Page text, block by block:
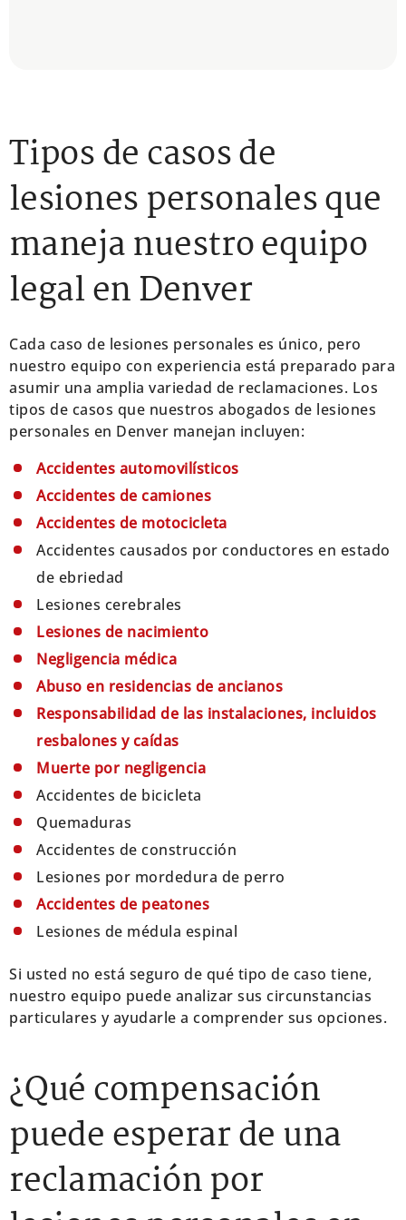
Tipos de casos de
lesiones personales que
maneja nuestro equipo
legal en Denver
Cada caso de lesiones personales es único, pero
nuestro equipo con experiencia está preparado para
asumir una amplia variedad de reclamaciones. Los
tipos de casos que nuestros abogados de lesiones
personales en Denver manejan incluyen:
Accidentes automovilísticos
Accidentes de camiones
Accidentes de motocicleta
Accidentes causados por conductores en estado
de ebriedad
Lesiones cerebrales
Lesiones de nacimiento
Negligencia médica
Abuso en residencias de ancianos
Responsabilidad de las instalaciones, incluidos
resbalones y caídas
Muerte por negligencia
Accidentes de bicicleta
Quemaduras
Accidentes de construcción
Lesiones por mordedura de perro
Accidentes de peatones
Lesiones de médula espinal
Si usted no está seguro de qué tipo de caso tiene,
nuestro equipo puede analizar sus circunstancias
particulares y ayudarle a comprender sus opciones.
¿Qué compensación
puede esperar de una
reclamación por